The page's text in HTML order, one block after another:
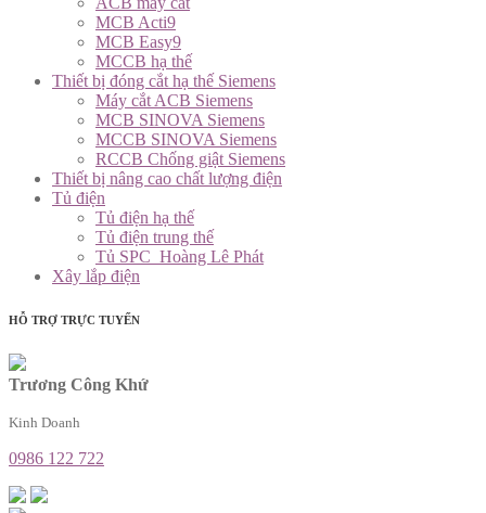
MCB Acti9
MCB Easy9
MCCB hạ thế
Thiết bị đóng cắt hạ thế Siemens
Máy cắt ACB Siemens
MCB SINOVA Siemens
MCCB SINOVA Siemens
RCCB Chống giật Siemens
Thiết bị nâng cao chất lượng điện
Tủ điện
Tủ điện hạ thế
Tủ điện trung thế
Tủ SPC_Hoàng Lê Phát
Xây lắp điện
HỖ TRỢ TRỰC TUYẾN
Trương Công Khứ
Kinh Doanh
0986 122 722